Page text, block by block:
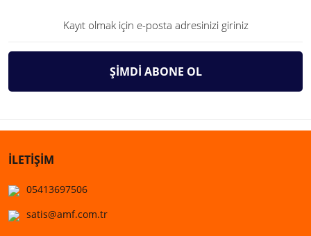
ŞİMDİ ABONE OL
İLETİŞİM
05413697506
satis@amf.com.tr